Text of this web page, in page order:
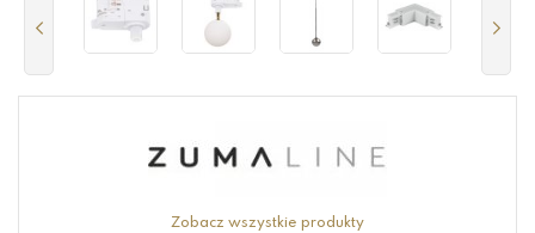
Zobacz wszystkie produkty